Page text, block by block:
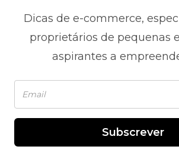
Dicas de e-commerce,
proprietários de pequenas
aspirantes a
Subscrever